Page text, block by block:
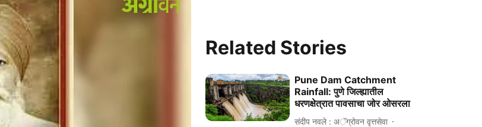
Related Stories
Pune Dam Catchment
Rainfall: पुणे जिल्ह्यातील
धरणक्षेत्रात पावसाचा जोर ओसरला
संदीप नवले : अॅग्रोवन वृत्तसेवा